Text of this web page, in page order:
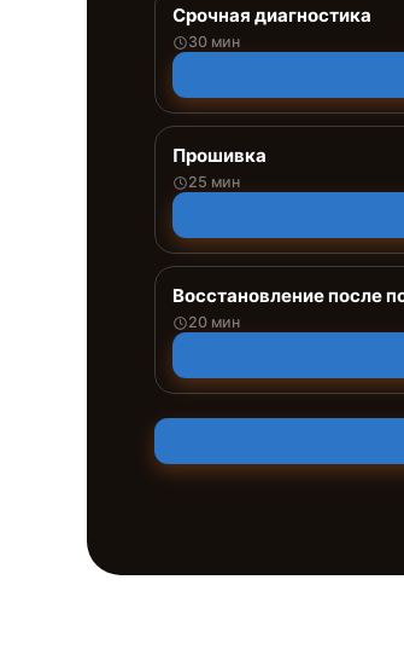
Срочная диагностика
30 мин
Прошивка
25 мин
Восстановление после
20 мин